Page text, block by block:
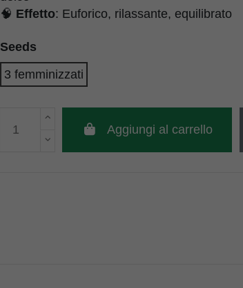
🧠 Effetto: Euforico, rilassante, equilibrato
Seeds
3 femminizzati
Aggiungi al carrello